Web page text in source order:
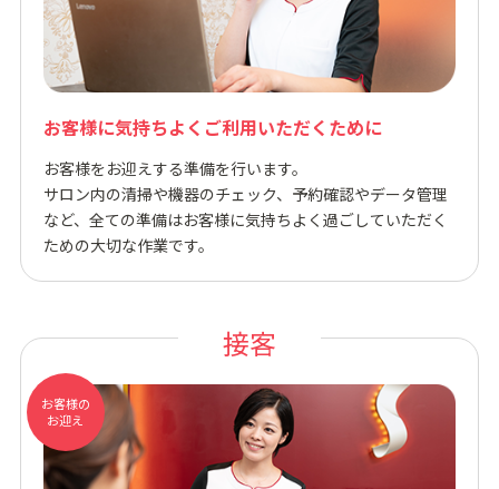
お客様に気持ちよくご利用いただくために
お客様をお迎えする準備を行います。
サロン内の清掃や機器のチェック、予約確認やデータ管理
など、全ての準備はお客様に気持ちよく過ごしていただく
ための大切な作業です。
接客
お客様の
お迎え